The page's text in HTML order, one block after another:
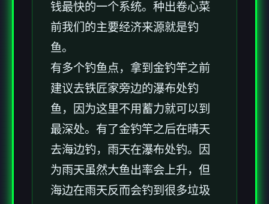
钱最快的一个系统。种出卷心菜
前我们的主要经济来源就是钓
鱼。
有多个钓鱼点，拿到金钓竿之前
建议去铁匠家旁边的瀑布处钓
鱼，因为这里不用蓄力就可以到
最深处。有了金钓竿之后在晴天
去海边钓，雨天在瀑布处钓。因
为雨天虽然大鱼出率会上升，但
海边在雨天反而会钓到很多垃圾